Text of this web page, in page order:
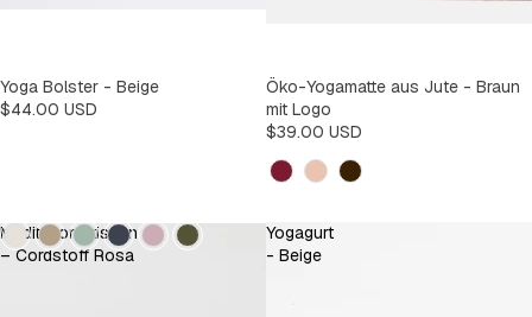
Yoga Bolster - Beige
$44.00 USD
Kleur
Öko-Yogamatte aus Jute - Braun
mit Logo
$39.00 USD
Kleur
Meditationskissen
– Cordstoff Rosa
Yogagurt
- Beige